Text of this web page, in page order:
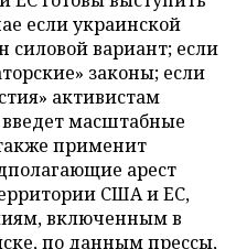
если украинской
силовой вариант; если
законы; если
активистам
масштабные
применит
арест
США и ЕС,
включенным в
по данным прессы,